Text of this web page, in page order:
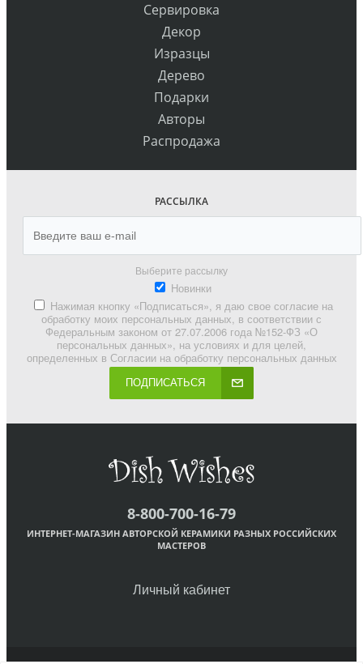
Сервировка
Декор
Изразцы
Дерево
Подарки
Авторы
Распродажа
РАССЫЛКА
Выберите рассылку
Новинки
Нажимая кнопку «Подписаться», я даю свое согласие на
обработку моих персональных данных, в соответствии с
Федеральным законом от 27.07.2006 года №152-ФЗ «О
персональных данных», на условиях и для целей,
определенных в Согласии на обработку персональных данных
ПОДПИСАТЬСЯ
8-800-700-16-79
ИНТЕРНЕТ-МАГАЗИН АВТОРСКОЙ КЕРАМИКИ РАЗНЫХ РОССИЙСКИХ
МАСТЕРОВ
Личный кабинет